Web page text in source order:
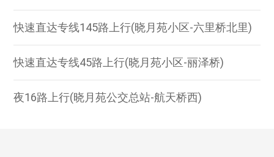
快速直达专线145路上行(晓月苑小区-六里桥北里)
快速直达专线45路上行(晓月苑小区-丽泽桥)
夜16路上行(晓月苑公交总站-航天桥西)